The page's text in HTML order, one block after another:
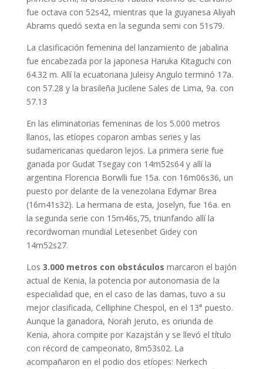
fue octava con 52s42, mientras que la guyanesa Aliyah
Abrams quedó sexta en la segunda semi con 51s79.
La clasificación femenina del lanzamiento de jabalina
fue encabezada por la japonesa Haruka Kitaguchi con
64.32 m. Allí la ecuatoriana Juleisy Angulo terminó 17a.
con 57.28 y la brasileña Jucilene Sales de Lima, 9a. con
57.13
En las eliminatorias femeninas de los 5.000 metros
llanos, las etíopes coparon ambas series y las
sudamericanas quedaron lejos. La primera serie fue
ganada por Gudat Tsegay con 14m52s64 y allí la
argentina Florencia Borwlli fue 15a. con 16m06s36, un
puesto por delante de la venezolana Edymar Brea
(16m41s32). La hermana de esta, Joselyn, fue 16a. en
la segunda serie con 15m46s,75, triunfando allí la
recordwoman mundial Letesenbet Gidey con
14m52s27.
Los 3.000 metros con obstáculos marcaron el bajón
actual de Kenia, la potencia por autonomasia de la
especialidad que, en el caso de las damas, tuvo a su
mejor clasificada, Celliphine Chespol, en el 13° puesto.
Aunque la ganadora, Norah Jeruto, es oriunda de
Kenia, ahora compite por Kazajstán y se llevó el título
con récord de campeonato, 8m53s02. La
acompañaron en el podio dos etíopes: Nerkech